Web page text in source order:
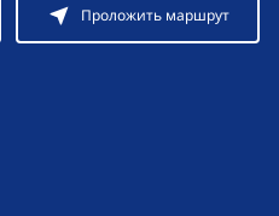
Проложить маршрут